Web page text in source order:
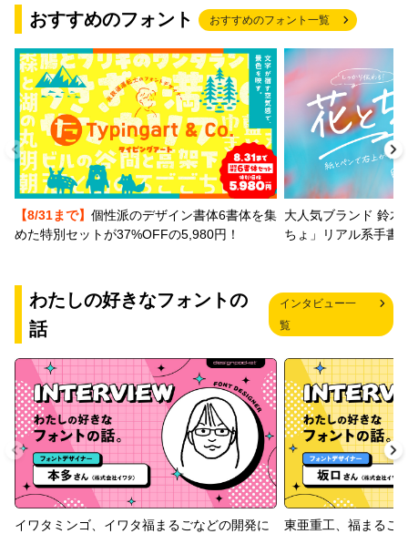
おすすめのフォント おすすめのフォント一覧
【8/31まで】 個性派のデザイン書体6書体を集
めた特別セットが37%OFFの5,980円！
大人気ブランド 鈴木
ちょ」リアル系手書
わたしの好きなフォントの
話
インタビュー一
覧
イワタミンゴ、イワタ福まるごなどの開発に
東亜重工、福まるご